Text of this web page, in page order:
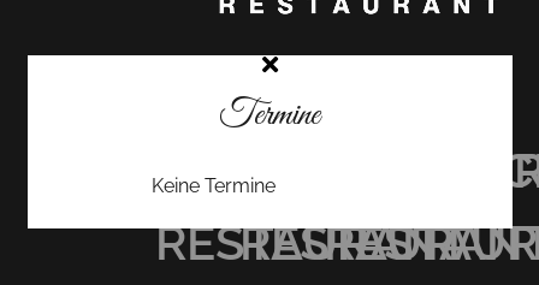
UHRMACHER’S
RESTAURANT
Termine
Keine Termine